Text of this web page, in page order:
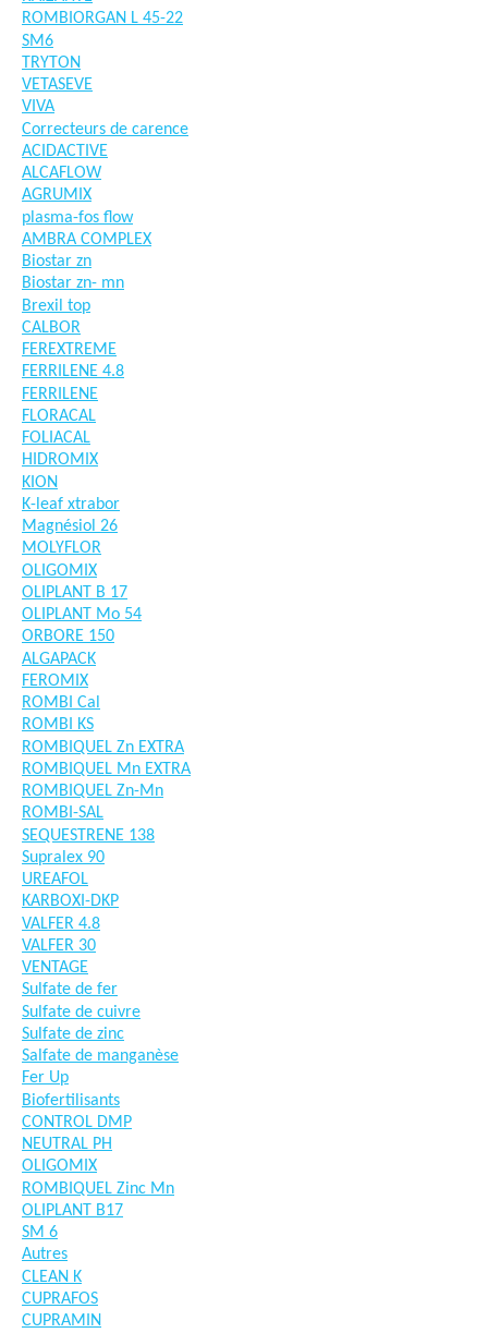
ROMBIORGAN L 45-22
SM6
TRYTON
VETASEVE
VIVA
Correcteurs de carence
ACIDACTIVE
ALCAFLOW
AGRUMIX
plasma-fos flow
AMBRA COMPLEX
Biostar zn
Biostar zn- mn
Brexil top
CALBOR
FEREXTREME
FERRILENE 4.8
FERRILENE
FLORACAL
FOLIACAL
HIDROMIX
KION
K-leaf xtrabor
Magnésiol 26
MOLYFLOR
OLIGOMIX
OLIPLANT B 17
OLIPLANT Mo 54
ORBORE 150
ALGAPACK
FEROMIX
ROMBI Cal
ROMBI KS
ROMBIQUEL Zn EXTRA
ROMBIQUEL Mn EXTRA
ROMBIQUEL Zn-Mn
ROMBI-SAL
SEQUESTRENE 138
Supralex 90
UREAFOL
KARBOXI-DKP
VALFER 4.8
VALFER 30
VENTAGE
Sulfate de fer
Sulfate de cuivre
Sulfate de zinc
Salfate de manganèse
Fer Up
Biofertilisants
CONTROL DMP
NEUTRAL PH
OLIGOMIX
ROMBIQUEL Zinc Mn
OLIPLANT B17
SM 6
Autres
CLEAN K
CUPRAFOS
CUPRAMIN